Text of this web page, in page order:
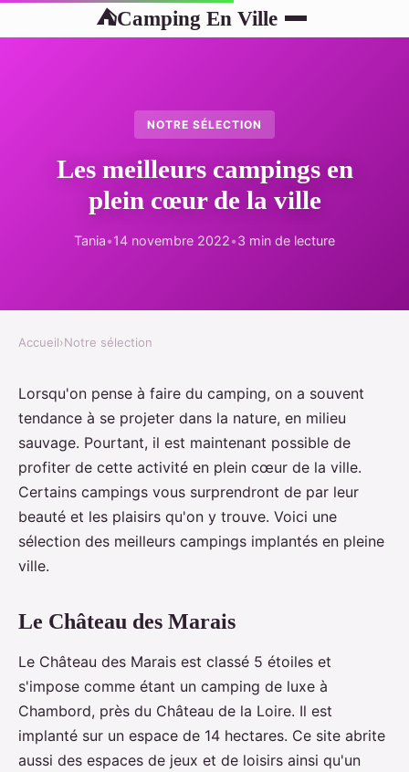
⛺Camping En Ville
NOTRE SÉLECTION
Les meilleurs campings en
plein cœur de la ville
Tania•14 novembre 2022•3 min de lecture
Accueil›Notre sélection
Lorsqu'on pense à faire du camping, on a souvent
tendance à se projeter dans la nature, en milieu
sauvage. Pourtant, il est maintenant possible de
profiter de cette activité en plein cœur de la ville.
Certains campings vous surprendront de par leur
beauté et les plaisirs qu'on y trouve. Voici une
sélection des meilleurs campings implantés en pleine
ville.
Le Château des Marais
Le Château des Marais est classé 5 étoiles et
s'impose comme étant un camping de luxe à
Chambord, près du Château de la Loire. Il est
implanté sur un espace de 14 hectares. Ce site abrite
aussi des espaces de jeux et de loisirs ainsi qu'un